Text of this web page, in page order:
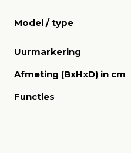
Model / type
Uurmarkering
Afmeting (BxHxD) in cm
Functies